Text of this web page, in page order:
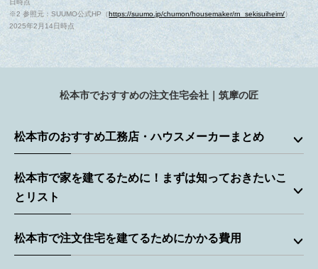
日時点
※2 参照元：SUUMO公式HP（https://suumo.jp/chumon/housemaker/rn_sekisuiheim/）
2025年2月14日時点
松本市でおすすめの注文住宅会社｜筑摩の匠
松本市のおすすめ工務店・ハウスメーカーまとめ
松本市で家を建てるために！まずは知っておきたいこ
とリスト
松本市で注文住宅を建てるためにかかる費用